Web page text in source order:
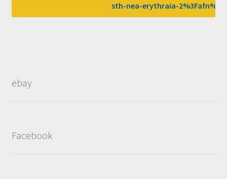
sth-nea-erythraia-
ebay
Facebook